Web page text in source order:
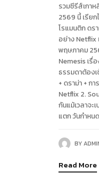
รวมซีรีส์เกา
2569 นี้ เรีย
โรแมนติก ดร
อย่าง Netflix
พฤษภาคม
Nemesis เรื่
ธรรมดาต้อง
+ ดราม่า + ก
Netflix 2.
กันแม้เวลาจะ
แตก วันกำหน
BY
Read More